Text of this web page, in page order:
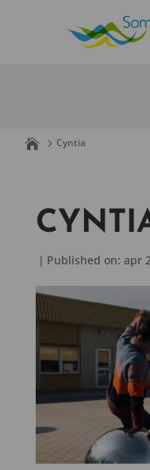
Cyntia
| Published on: apr